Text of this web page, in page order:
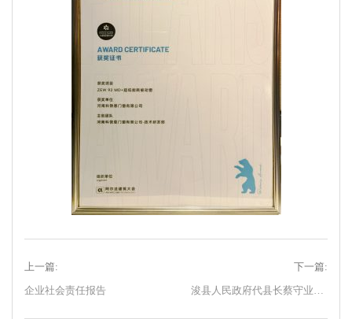
上一篇:
企业社会责任报告
下一篇:
浚县人民政府代县长蔡守业一行莅临科饶恩门窗有限公司调研指导工作！